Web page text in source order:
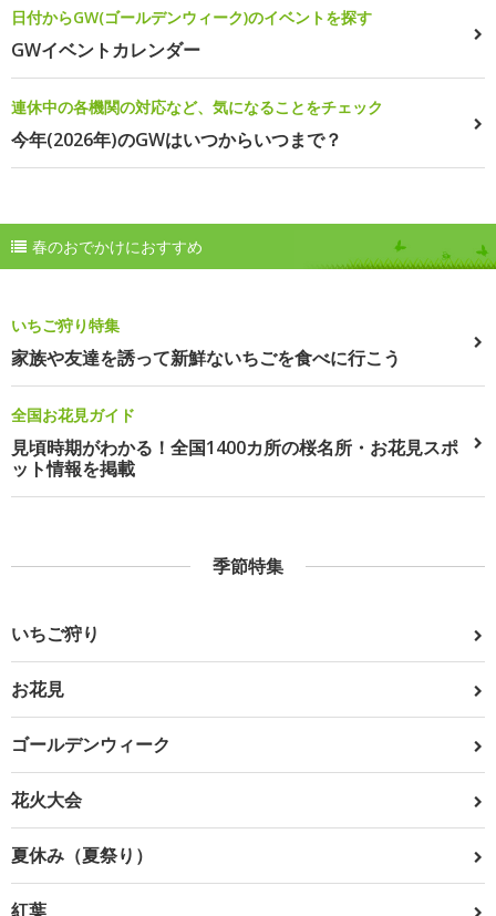
日付からGW(ゴールデンウィーク)のイベントを探す
GWイベントカレンダー
連休中の各機関の対応など、気になることをチェック
今年(2026年)のGWはいつからいつまで？
春のおでかけにおすすめ
いちご狩り特集
家族や友達を誘って新鮮ないちごを食べに行こう
全国お花見ガイド
見頃時期がわかる！全国1400カ所の桜名所・お花見スポ
ット情報を掲載
季節特集
いちご狩り
お花見
ゴールデンウィーク
花火大会
夏休み（夏祭り）
紅葉